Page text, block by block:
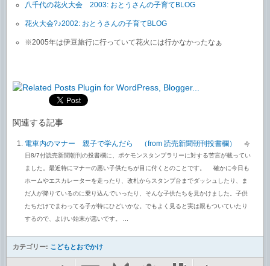
八千代の花火大会 2003: おとうさんの子育てBLOG
花火大会?♪2002: おとうさんの子育てBLOG
※2005年は伊豆旅行に行っていて花火には行かなかったなぁ
関連する記事
電車内のマナー 親子で学んだら （from 読売新聞朝刊投書欄） 今
日8/7付読売新聞朝刊の投書欄に、ポケモンスタンプラリーに対する苦言が載ってい
ました。最近特にマナーの悪い子供たちが目に付くとのことです。 確かに今日も
ホームやエスカレーターを走ったり、改札からスタンプ台までダッシュしたり、ま
だ人が降りているのに乗り込んでいったり、そんな子供たちを見かけました。子供
たちだけでまわってる子が特にひどいかな。でもよく見ると実は親もついていたり
するので、よけい始末が悪いです。 ...
カテゴリー: こどもとおでかけ